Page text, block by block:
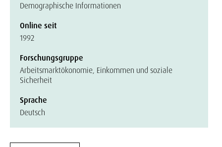
Demographische Informationen
Online seit
1992
Forschungsgruppe
Arbeitsmarktökonomie, Einkommen und soziale
Sicherheit
Sprache
Deutsch